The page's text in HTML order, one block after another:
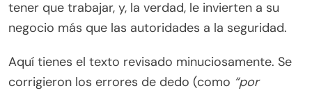
tener que trabajar, y, la verdad, le invierten a su
negocio más que las autoridades a la seguridad.
Aquí tienes el texto revisado minuciosamente. Se
corrigieron los errores de dedo (como “por